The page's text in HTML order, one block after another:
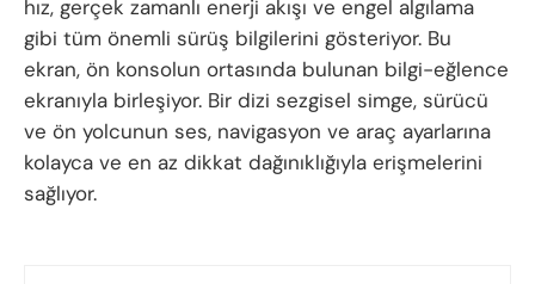
hız, gerçek zamanlı enerji akışı ve engel algılama
gibi tüm önemli sürüş bilgilerini gösteriyor. Bu
ekran, ön konsolun ortasında bulunan bilgi-eğlence
ekranıyla birleşiyor. Bir dizi sezgisel simge, sürücü
ve ön yolcunun ses, navigasyon ve araç ayarlarına
kolayca ve en az dikkat dağınıklığıyla erişmelerini
sağlıyor.